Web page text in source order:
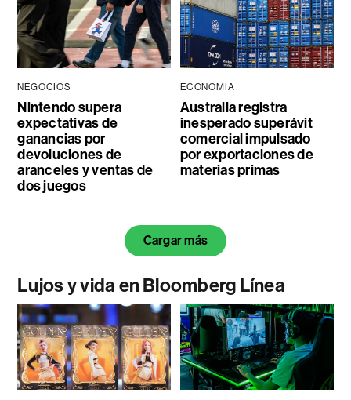
NEGOCIOS
Nintendo supera
expectativas de
ganancias por
devoluciones de
aranceles y ventas de
dos juegos
ECONOMÍA
Australia registra
inesperado superávit
comercial impulsado
por exportaciones de
materias primas
Cargar más
Lujos y vida en Bloomberg Línea